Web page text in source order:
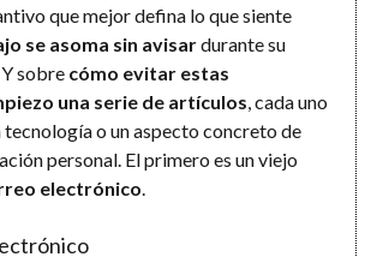
que mejor defina lo que siente
se asoma sin avisardurante su
sobre cómo evitar estas
una serie de artículos, cada uno
tecnología o un aspecto concreto de
personal. El primero es un viejo
electrónico.